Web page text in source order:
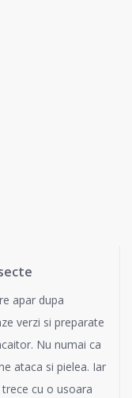
apar dupa
verzi si preparate
Nu numai ca
ataca si pielea. Iar
cu o usoara